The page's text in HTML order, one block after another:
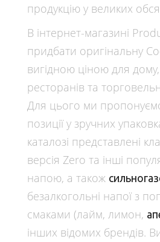
продукцію у великих
В інтернет-магазині
придбати оригінальну
вигідною ціною для дому,
ресторанів та
Для цього ми
позиції у зручних
каталозі представлені
версія Zero та інші
напою, а також
безалкогольні напої з
смаками (лайм, лимон,
інших відомих брендів.